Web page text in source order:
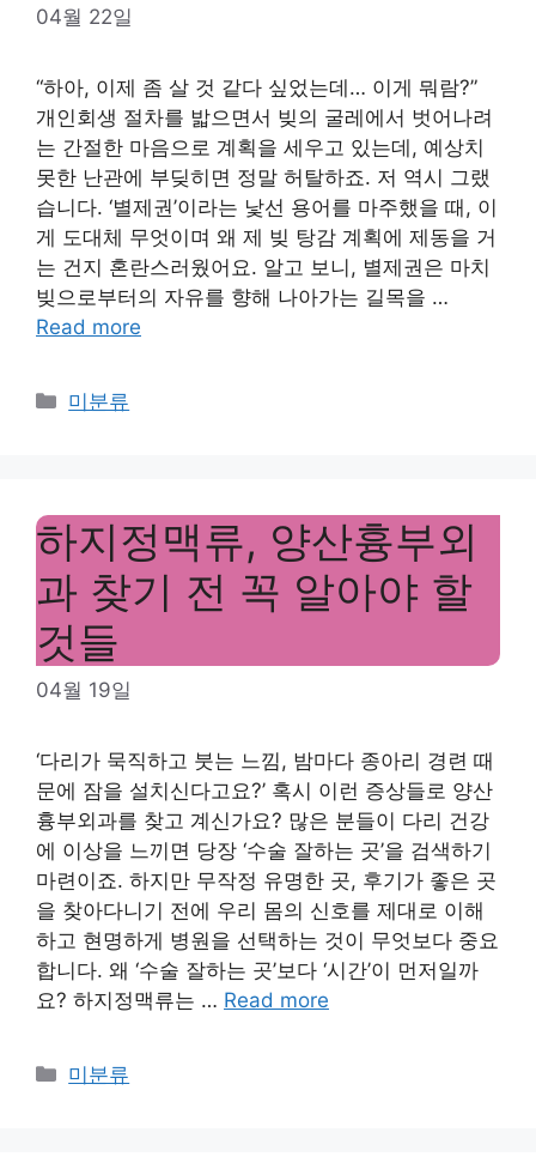
04월 22일
“하아, 이제 좀 살 것 같다 싶었는데… 이게 뭐람?”
개인회생 절차를 밟으면서 빚의 굴레에서 벗어나려
는 간절한 마음으로 계획을 세우고 있는데, 예상치
못한 난관에 부딪히면 정말 허탈하죠. 저 역시 그랬
습니다. ‘별제권’이라는 낯선 용어를 마주했을 때, 이
게 도대체 무엇이며 왜 제 빚 탕감 계획에 제동을 거
는 건지 혼란스러웠어요. 알고 보니, 별제권은 마치
빚으로부터의 자유를 향해 나아가는 길목을 …
Read more
Categories
미분류
하지정맥류, 양산흉부외
과 찾기 전 꼭 알아야 할
것들
04월 19일
‘다리가 묵직하고 붓는 느낌, 밤마다 종아리 경련 때
문에 잠을 설치신다고요?’ 혹시 이런 증상들로 양산
흉부외과를 찾고 계신가요? 많은 분들이 다리 건강
에 이상을 느끼면 당장 ‘수술 잘하는 곳’을 검색하기
마련이죠. 하지만 무작정 유명한 곳, 후기가 좋은 곳
을 찾아다니기 전에 우리 몸의 신호를 제대로 이해
하고 현명하게 병원을 선택하는 것이 무엇보다 중요
합니다. 왜 ‘수술 잘하는 곳’보다 ‘시간’이 먼저일까
요? 하지정맥류는 … Read more
Categories
미분류